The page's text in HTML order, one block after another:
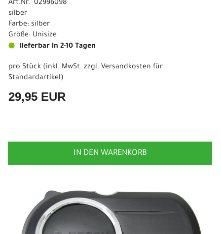
Art.Nr. 02996098
silber
Farbe: silber
Größe: Unisize
lieferbar in 2-10 Tagen
pro Stück (inkl. MwSt. zzgl. Versandkosten für
Standardartikel)
29,95 EUR
IN DEN WARENKORB